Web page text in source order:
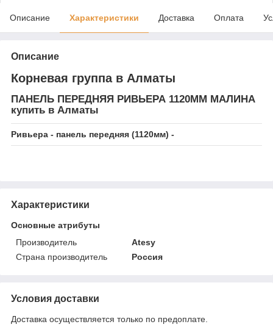
Описание Характеристики Доставка Оплата
Описание
Корневая группа в Алматы
ПАНЕЛЬ ПЕРЕДНЯЯ РИВЬЕРА 1120ММ МАЛИНА
купить в Алматы
Ривьера - панель передняя (1120мм) -
Характеристики
Основные атрибуты
Производитель
Atesy
Страна производитель
Россия
Условия доставки
Доставка осуществляется только по предоплате.